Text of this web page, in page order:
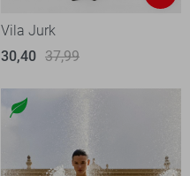
Vila Jurk
30,40 37,99